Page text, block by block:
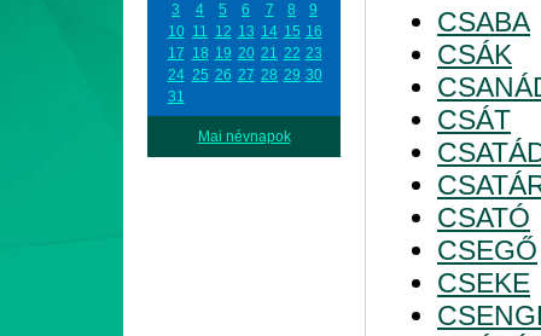
3
4 5 6 7 8
9
10 11 12 13 14 15 16
17 18 19 20 21 22 23
24 25 26 27 28 29 30
31
Mai névnapok
CSABA
CSÁK
CSÁT
CSATÓ
CSEGŐ
CSEKE